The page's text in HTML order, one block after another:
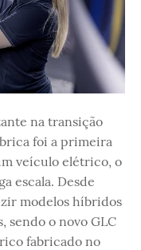
na transição
foi a primeira
veículo elétrico, o
escala. Desde
modelos híbridos
o novo GLC
fabricado no